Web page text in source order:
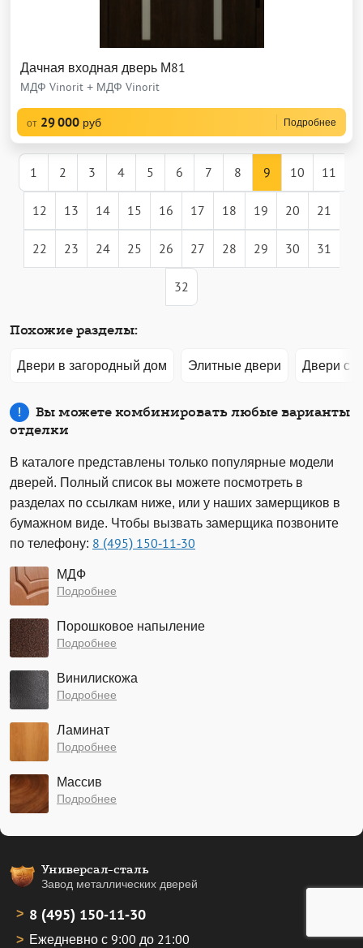
Дачная входная дверь М81
МДФ Vinorit + МДФ Vinorit
от 29 000 руб Подробнее
1 2 3 4 5 6 7 8 9 10 11
12 13 14 15 16 17 18 19 20 21
22 23 24 25 26 27 28 29 30 31
32
Похожие разделы:
Двери в загородный дом Элитные двери Двери с
Вы можете комбинировать любые варианты
отделки
В каталоге представлены только популярные модели
дверей. Полный список вы можете посмотреть в
разделах по ссылкам ниже, или у наших замерщиков в
бумажном виде. Чтобы вызвать замерщика позвоните
по телефону: 8 (495) 150-11-30
МДФ
Подробнее
Порошковое напыление
Подробнее
Винилискожа
Подробнее
Ламинат
Подробнее
Массив
Подробнее
Универсал-сталь
Завод металлических дверей
8 (495) 150-11-30
Ежедневно с 9:00 до 21:00